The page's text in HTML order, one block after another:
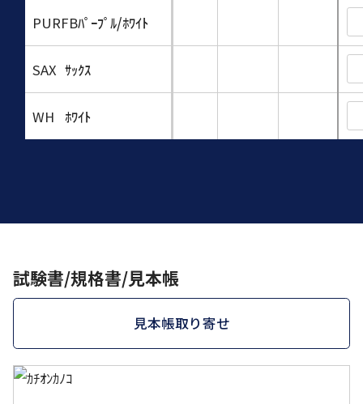
PURFBﾊﾟｰﾌﾟﾙ/ﾎﾜｲﾄ
SAX ｻｯｸｽ
WH ﾎﾜｲﾄ
試験書/規格書/見本帳
見本帳取り寄せ